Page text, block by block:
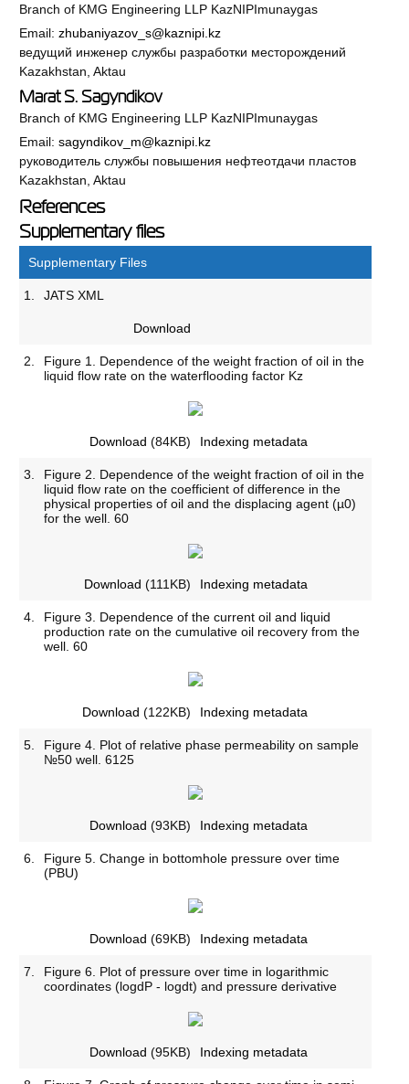
Branch of KMG Engineering LLP KazNIPImunaygas
Email:zhubaniyazov_s@kaznipi.kz
ведущий инженер службы разработки месторождений
Kazakhstan, Aktau
Marat S. Sagyndikov
Branch of KMG Engineering LLP KazNIPImunaygas
Email:sagyndikov_m@kaznipi.kz
руководитель службы повышения нефтеотдачи пластов
Kazakhstan, Aktau
References
Supplementary files
Supplementary Files
1. JATS XML
Download
2.
Figure 1. Dependence of the weight fraction of oil in the
liquid flow rate on the waterflooding factor Kz
Download (84KB) Indexing metadata
3.
Figure 2. Dependence of the weight fraction of oil in the
liquid flow rate on the coefficient of difference in the
physical properties of oil and the displacing agent (µ0)
for the well. 60
Download (111KB) Indexing metadata
4.
Figure 3. Dependence of the current oil and liquid
production rate on the cumulative oil recovery from the
well. 60
Download (122KB) Indexing metadata
5.
Figure 4. Plot of relative phase permeability on sample
№50 well. 6125
Download (93KB) Indexing metadata
6.
Figure 5. Change in bottomhole pressure over time
(PBU)
Download (69KB) Indexing metadata
7.
Figure 6. Plot of pressure over time in logarithmic
coordinates (logdP - logdt) and pressure derivative
Download (95KB) Indexing metadata